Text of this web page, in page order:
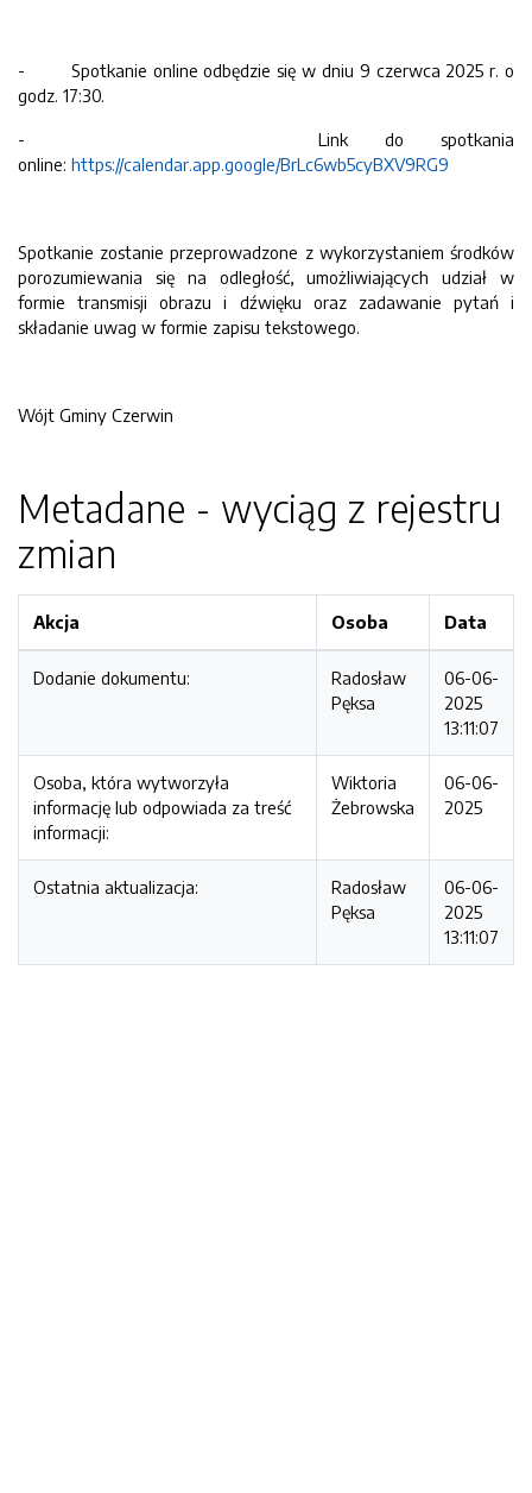
- Spotkanie online odbędzie się w dniu 9 czerwca 2025 r. o
godz. 17:30.
- Link do spotkania
online: https://calendar.app.google/BrLc6wb5cyBXV9RG9
Spotkanie zostanie przeprowadzone z wykorzystaniem środków
porozumiewania się na odległość, umożliwiających udział w
formie transmisji obrazu i dźwięku oraz zadawanie pytań i
składanie uwag w formie zapisu tekstowego.
Wójt Gminy Czerwin
Metadane - wyciąg z rejestru
zmian
Akcja Osoba Data
Dodanie dokumentu:
Radosław
Pęksa
06-06-
2025
13:11:07
Osoba, która wytworzyła
informację lub odpowiada za treść
informacji:
Wiktoria
Żebrowska
06-06-
2025
Ostatnia aktualizacja:
Radosław
Pęksa
06-06-
2025
13:11:07